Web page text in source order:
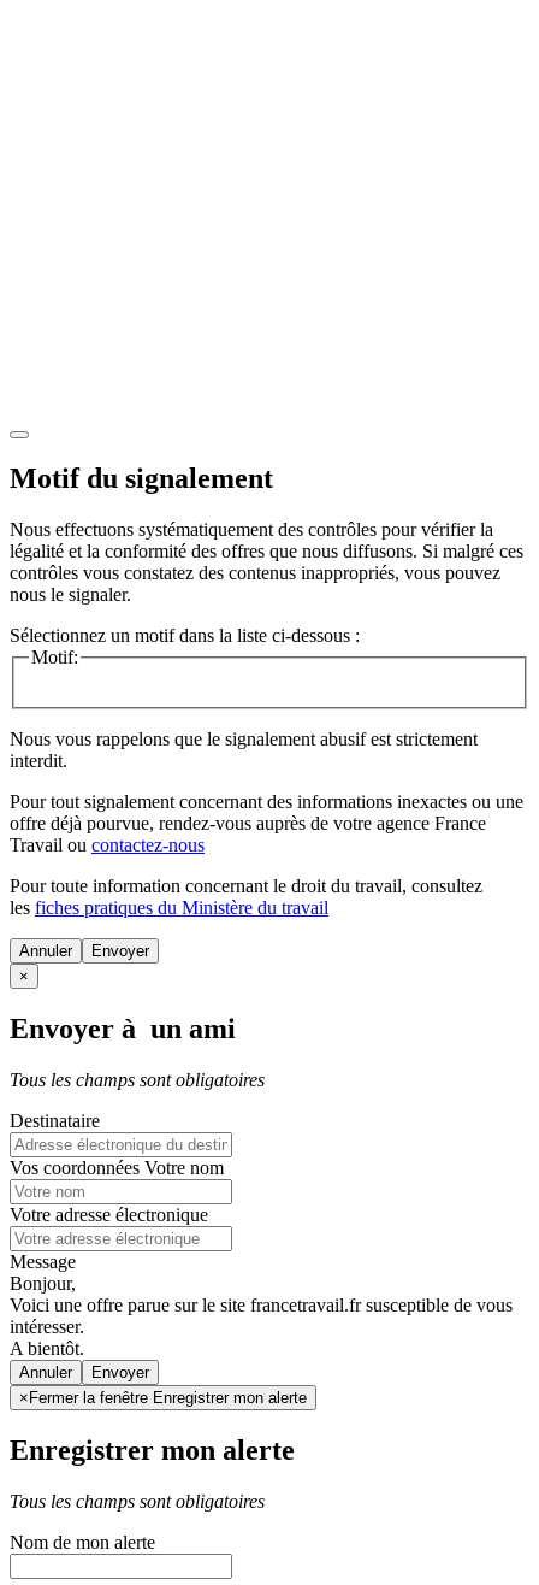
Motif du signalement
Nous effectuons systématiquement des contrôles pour vérifier la
légalité et la conformité des offres que nous diffusons. Si malgré ces
contrôles vous constatez des contenus inappropriés, vous pouvez
nous le signaler.
Sélectionnez un motif dans la liste ci-dessous :
Motif:
Nous vous rappelons que le signalement abusif est strictement
interdit.
Pour tout signalement concernant des informations inexactes ou une
offre déjà pourvue, rendez-vous auprès de votre agence France
Travail ou contactez-nous
Pour toute information concernant le droit du travail, consultez
les fiches pratiques du Ministère du travail
Annuler
×
Envoyer à un ami
Tous les champs sont obligatoires
Destinataire
Vos coordonnées Votre nom
Votre adresse électronique
Message
Bonjour,
Voici une offre parue sur le site francetravail.fr susceptible de vous
intéresser.
A bientôt.
Annuler
× Fermer la fenêtre Enregistrer mon alerte
Enregistrer mon alerte
Tous les champs sont obligatoires
Nom de mon alerte